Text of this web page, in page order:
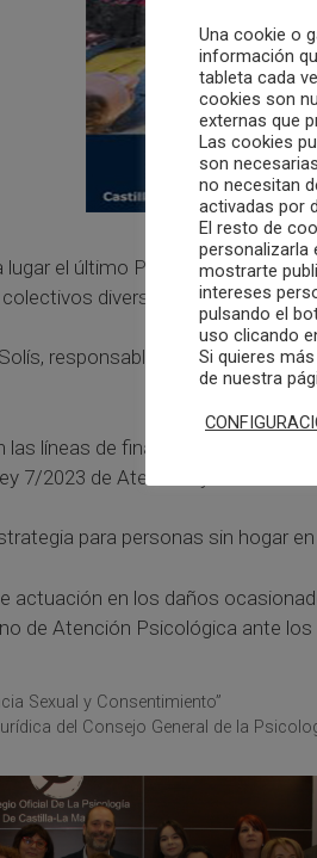
lugar el último Pleno del Consejo
diversos como Cáritas,
responsable del Área de la
las líneas de financiación y de
7/2023 de Atención y
para personas sin hogar
actuación en los daños
de Atención Psicológica ante
Sexual y Consentimiento”
del Consejo General de la
Una cookie o
información
tableta cada
cookies son
externas que
Las cookies
son
no necesitan
activadas por
El resto de
personalizarla
mostrarte
intereses
pulsando el
uso clicando
Si quieres
de nuestra